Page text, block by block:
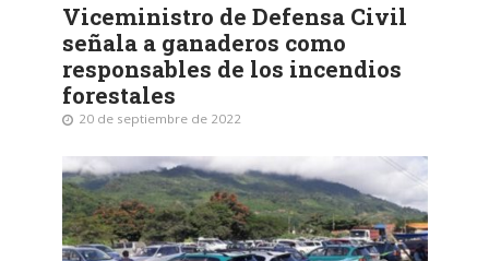
Viceministro de Defensa Civil
señala a ganaderos como
responsables de los incendios
forestales
20 de septiembre de 2022